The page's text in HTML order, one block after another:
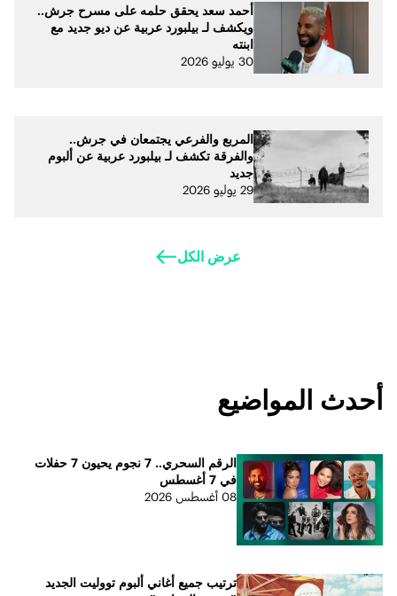
أحمد سعد يحقق حلمه على مسرح جرش..
ويكشف لـ بيلبورد عربية عن ديو جديد مع
ابنته
30 يوليو 2026
المربع والفرعي يجتمعان في جرش..
والفرقة تكشف لـ بيلبورد عربية عن ألبوم
جديد
29 يوليو 2026
عرض الكل
أحدث المواضيع
الرقم السحري.. 7 نجوم يحيون 7 حفلات
في 7 أغسطس
08 أغسطس 2026
ترتيب جميع أغاني ألبوم تووليت الجديد